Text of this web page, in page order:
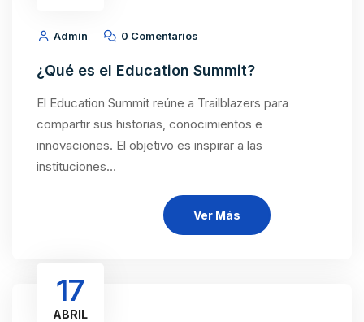
Admin 0 Comentarios
¿Qué es el Education Summit?
El Education Summit reúne a Trailblazers para
compartir sus historias, conocimientos e
innovaciones. El objetivo es inspirar a las
instituciones…
Ver Más
17
ABRIL